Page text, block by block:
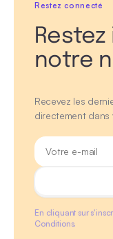
Restez connecté
notre
Recevez les
directement dans
En cliquant sur
Conditions.